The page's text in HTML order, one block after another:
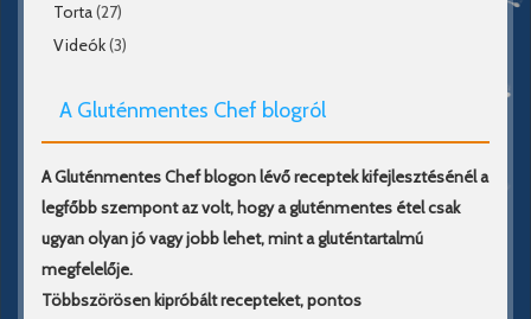
Torta(27)
Videók(3)
A Gluténmentes Chef blogról
A Gluténmentes Chef blogon lévő receptek kifejlesztésénél a
legfőbb szempont az volt, hogy a gluténmentes étel csak
ugyan olyan jó vagy jobb lehet, mint a gluténtartalmú
megfelelője.
Többszörösen kipróbált recepteket, pontos